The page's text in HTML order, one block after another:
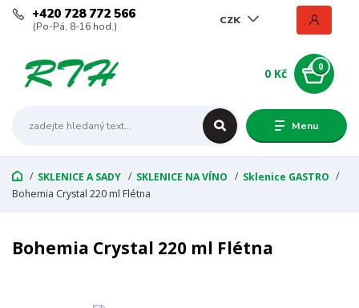
Menu
CZK
+420 728 772 566
(Po-Pá, 8-16 hod.)
0
0 Kč
SKLENICE A SADY SKLENICE NA VÍNO
Sklenice GASTRO
Bohemia Crystal 220 ml Flétna
Bohemia Crystal 220 ml Flétna